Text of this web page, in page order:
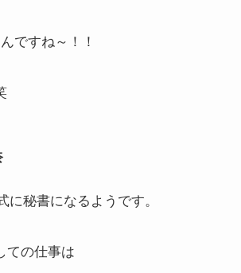
ですね～！！
に秘書になるようです。
ての仕事は